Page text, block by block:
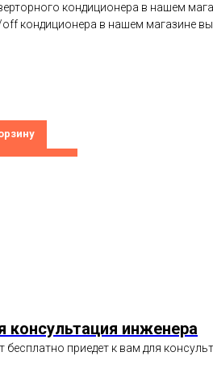
кондиционера в нашем
кондиционера в нашем магазине
консультация инженера
бесплатно приедет к вам для